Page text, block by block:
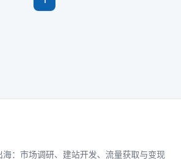
：市场调研、建站开发、流量获取与变现